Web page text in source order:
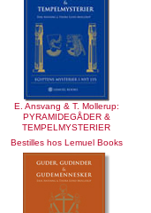
E. Ansvang & T. Mollerup:
PYRAMIDEGÅDER &
TEMPELMYSTERIER
Bestilles hos Lemuel Books